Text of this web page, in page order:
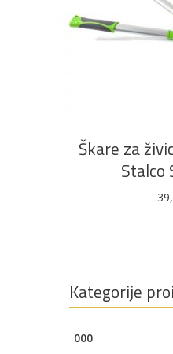
Bijela
tehnika galanterija
Škare za
Stalco
Kategorije
000